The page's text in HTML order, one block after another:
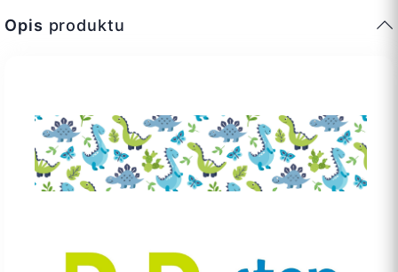
Opis produktu